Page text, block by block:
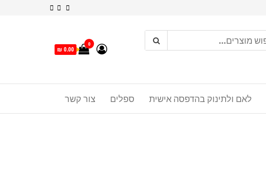
0
0.00 ₪
צור קשר ספלים לאם ולתינוק בהדפסה אישית